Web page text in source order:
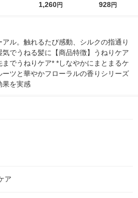
筆 2B プラ
トレートビューティー
1,260円
ン キンモクセ
928円
ル。触れるたび感動、シルクの指通り
気でうねる髪に【商品特徴】うねりケア
までうねりケア* *しなやかにまとまるケ
ツと華やかフローラルの香りシリーズ
果を実感
ア